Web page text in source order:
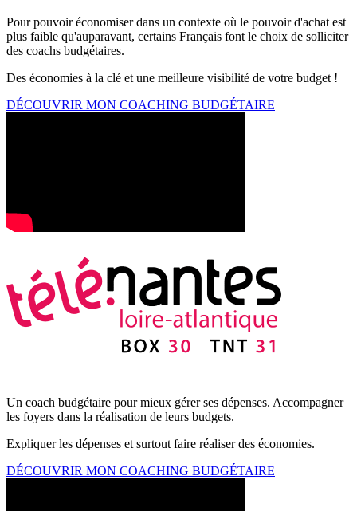
Pour pouvoir économiser dans un contexte où le pouvoir d'achat est
plus faible qu'auparavant, certains Français font le choix de solliciter
des coachs budgétaires.
Des économies à la clé et une meilleure visibilité de votre budget !
DÉCOUVRIR MON COACHING BUDGÉTAIRE
Un coach budgétaire pour mieux gérer ses dépenses. Accompagner
les foyers dans la réalisation de leurs budgets.
Expliquer les dépenses et surtout faire réaliser des économies.
DÉCOUVRIR MON COACHING BUDGÉTAIRE